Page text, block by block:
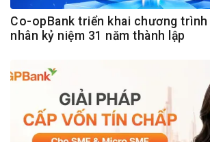
Co-opBank triển khai chương trình
nhân kỷ niệm 31 năm thành lập